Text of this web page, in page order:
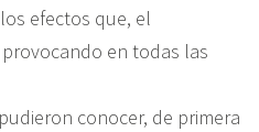
efectos que, el
en todas las
conocer, de primera